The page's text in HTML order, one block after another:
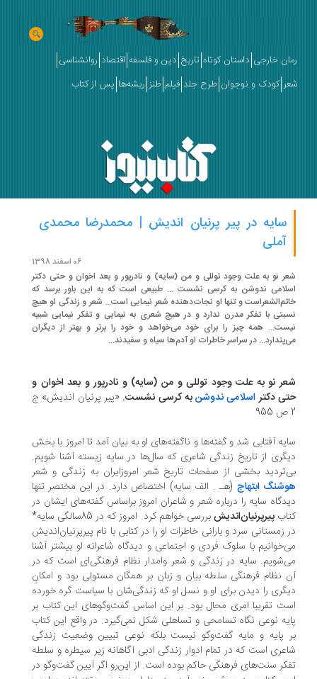
خارجی داستان کوتاه تاریخ دین و فلسفه اقتصاد روانشناسی
کودک و نوجوان طرح جلد فیلم طنز ریشه‌ها پس از کتاب
سایه در پیر پرنیان‌ اندیش | محمدرضا محمدی
نو به علت وجود توللی و من (سایه) و نادرپور و بعد اخوان و حتی دکتر
ندوشن به کرسی نشست ... طبیعی است که به این باور برسد که
و تنها او نجات‌دهنده شعر نیمایی است... شعر و زندگی او هیچ
با تفکر مدرن ندارد و در هیچ شعری به نیمایی و تفکر نیمایی شبیه
همه چیز را برای خود می‌خواهد و خود را برتر و بهتر از دیگران
در سراسر خاطرات او آدم‌ها سیاه و سفیدند...
نو به علت وجود توللی و من (سایه) و نادرپور و بعد اخوان و
دکتراسلامی ندوشنبه کرسی نشست.«پیر پرنیان اندیش» ج
آفتابی شد و گفته‌ها و ناگفته‌های او به بیان آمد تا امروز با بخش
از تاریخ زندگی شاعری که سال‌ها در سایه زیسته آشنا شویم.
بخشی از صفحات تاریخ شعر امروزایران به زندگی و شعر
ابتهاج (هـ . الف سایه) اختصاص دارد. در این مختصر تنها
سایه را درباره شعر و شاعران امروز براساس گفته‌های ایشان در
پیرپرنیان‌اندیش
بررسی خواهم کرد. امروز که در 85سالگی سایه*
زمستانی سرد و بارانی خاطرات او را در کتابی با نام پیرپرنیان‌اندیش
با سلوک فردی و اجتماعی و دیدگاه شاعرانه او بیشتر آشنا
سایه در زندگی و شعر وامدار نظام فرهنگی‌ای است که در
نظام فرهنگی سلطه بیان و زبان بر همگان مستولی بود و امکانِ
را دیدن برای او و نسل او که زندگی‌شان با سیاست گره خورده
تقریبا امری محال بود. بر این اساس گفت‌وگوهای این کتاب بر
نوعی نگاه تسامحی و تساهلی شکل نمی‌گیرد. در واقع این کتاب
پایه و مایه گفت‌وگو نیست بلکه نوعی تبیین وضعیت زندگی
است که در تمام ادوار زندگی ادبی آگاهانه زیر سیطره و سلطه
سنت‌های فرهنگی حاکم بوده است. از این‌رو اگر آیین گفت‌وگو در